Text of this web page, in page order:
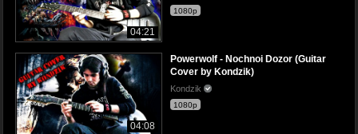
04:21
1080p
04:08
Powerwolf - Nochnoi Dozor (Guitar
Cover by Kondzik)
Kondzik
1080p